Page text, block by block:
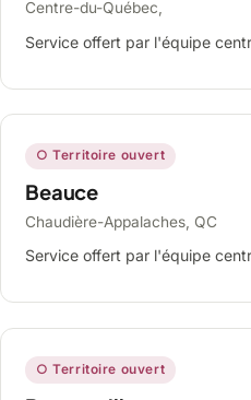
Centre-du-Québec,
Service offert par l'équipe
○ Territoire ouvert
Beauce
Chaudière-Appalaches, QC
Service offert par l'équipe
○ Territoire ouvert